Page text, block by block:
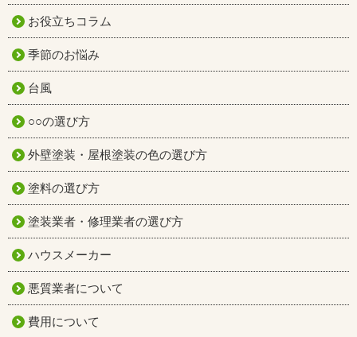
お役立ちコラム
季節のお悩み
台風
○○の選び方
外壁塗装・屋根塗装の色の選び方
塗料の選び方
塗装業者・修理業者の選び方
ハウスメーカー
悪質業者について
費用について